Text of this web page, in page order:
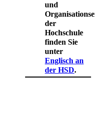
und
der
Hochschule
finden Sie
unter
Englisch an
der HSD​.